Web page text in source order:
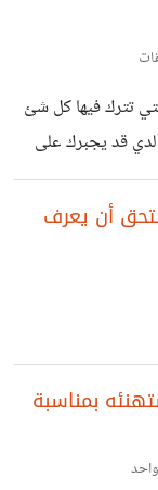
تترك فيها كل شئ
قد يجبرك على
أن يعرف
بمناسبة